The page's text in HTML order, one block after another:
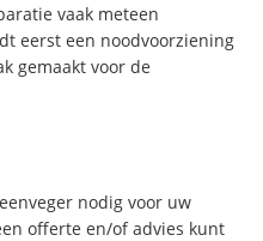
vaak meteen
eerst een noodvoorziening
gemaakt voor de
nodig voor uw
offerte en/of advies kunt